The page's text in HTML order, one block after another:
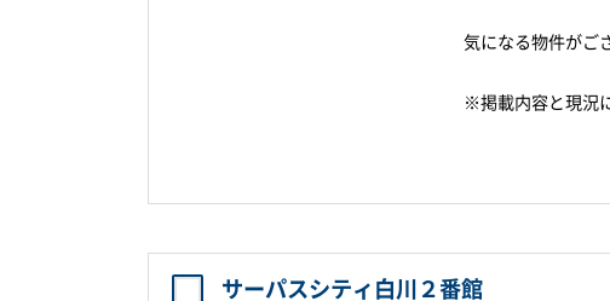
気になる物件がご
※掲載内容と現況
サーパスシティ白川２番館